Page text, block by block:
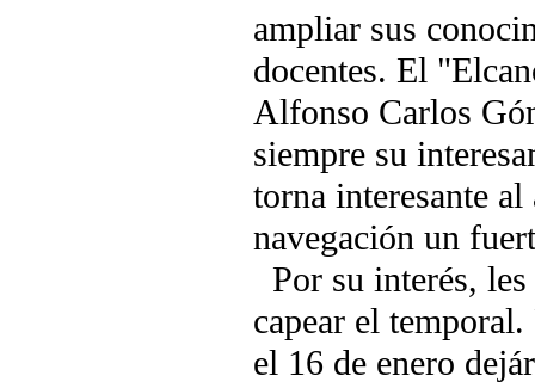
ampliar sus
docentes. El
Alfonso Carlos
siempre su
torna interesante
navegación un
Por su interés,
capear el
el 16 de enero